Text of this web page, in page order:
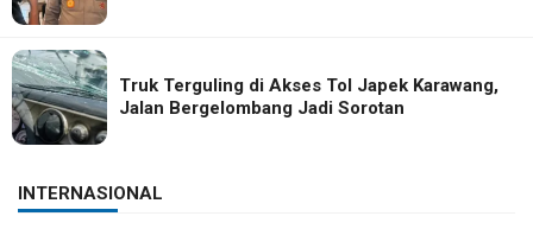
Truk Terguling di Akses Tol Japek Karawang,
Jalan Bergelombang Jadi Sorotan
INTERNASIONAL